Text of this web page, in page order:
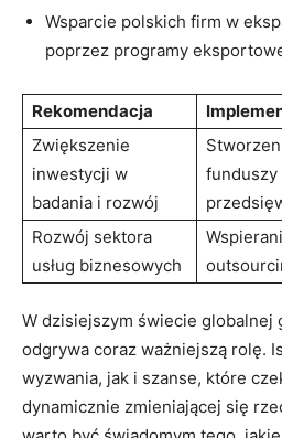
Wsparcie polskich firm w
poprzez programy
Rekomendacja
Zwiększenie
inwestycji w
‍badania i rozwój
funduszy
Rozwój ⁤sektora
usług biznesowych
W dzisiejszym świecie globalnej
odgrywa coraz ważniejszą rolę.
wyzwania, jak i szanse, które
dynamicznie ​zmieniającej się